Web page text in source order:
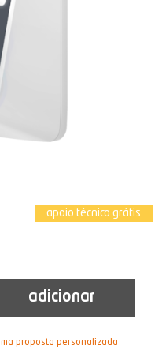
apoio técnico grátis
adicionar
proposta personalizada